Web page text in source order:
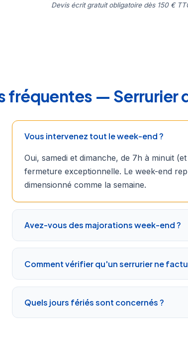
Devis écrit gratuit obligatoire dès 150 €
fréquentes — Serrurier
Vous intervenez tout le week-end ?
Oui, samedi et dimanche, de 7h à minuit
fermeture exceptionnelle. Le week-end
dimensionné comme la semaine.
Avez-vous des majorations week-end ?
Comment vérifier qu'un serrurier ne
Quels jours fériés sont concernés ?